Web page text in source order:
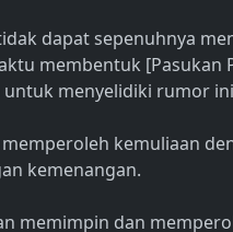
dapat sepenuhnya
membentuk [Pasukan
untuk menyelidiki rumor
kemuliaan
kemenangan.
memimpin dan